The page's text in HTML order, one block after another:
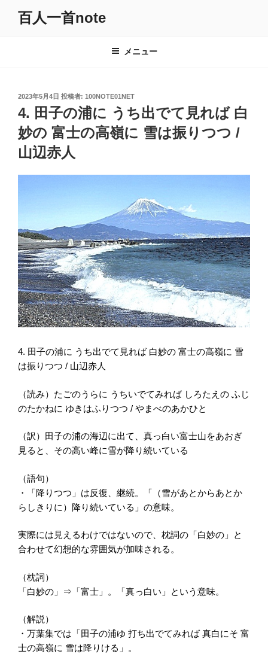
百人一首note
メニュー
投
稿
日:
2023年5月4日 投稿者: 100NOTE01NET
4. 田子の浦に うち出でて見れば 白
妙の 富士の高嶺に 雪は振りつつ /
山辺赤人
4. 田子の浦に うち出でて見れば 白妙の 富士の高嶺に 雪
は振りつつ / 山辺赤人
（読み）たごのうらに うちいでてみれば しろたえの ふじ
のたかねに ゆきはふりつつ / やまべのあかひと
（訳）田子の浦の海辺に出て、真っ白い富士山をあおぎ
見ると、その高い峰に雪が降り続いている
（語句）
・「降りつつ」は反復、継続。「（雪があとからあとか
らしきりに）降り続いている」の意味。
実際には見えるわけではないので、枕詞の「白妙の」と
合わせて幻想的な雰囲気が加味される。
（枕詞）
「白妙の」⇒「富士」。「真っ白い」という意味。
（解説）
・万葉集では「田子の浦ゆ 打ち出でてみれば 真白にそ 富
士の高嶺に 雪は降りける」。